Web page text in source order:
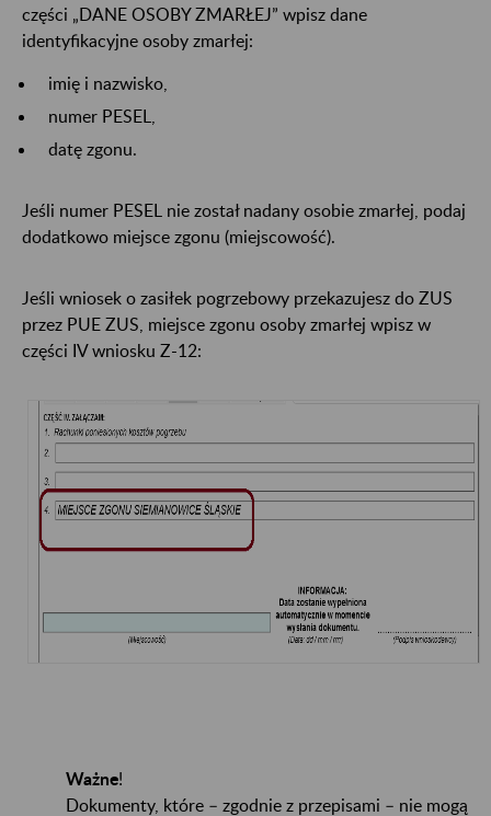
części „DANE OSOBY ZMARŁEJ” wpisz dane
identyfikacyjne osoby zmarłej:
imię i nazwisko,
numer PESEL,
datę zgonu.
Jeśli numer PESEL nie został nadany osobie zmarłej, podaj
dodatkowo miejsce zgonu (miejscowość).
Jeśli wniosek o zasiłek pogrzebowy przekazujesz do ZUS
przez PUE ZUS, miejsce zgonu osoby zmarłej wpisz w
części IV wniosku Z-12:
Ważne!
Dokumenty, które – zgodnie z przepisami – nie mogą